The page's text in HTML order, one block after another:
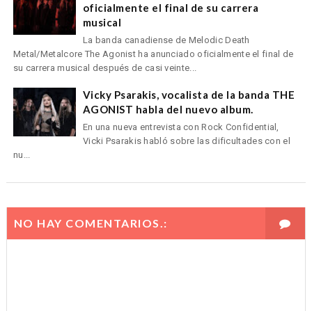
oficialmente el final de su carrera
musical
La banda canadiense de Melodic Death
Metal/Metalcore The Agonist ha anunciado oficialmente el final de
su carrera musical después de casi veinte...
Vicky Psarakis, vocalista de la banda THE
AGONIST habla del nuevo album.
En una nueva entrevista con Rock Confidential,
Vicki Psarakis habló sobre las dificultades con el
nu...
NO HAY COMENTARIOS.: